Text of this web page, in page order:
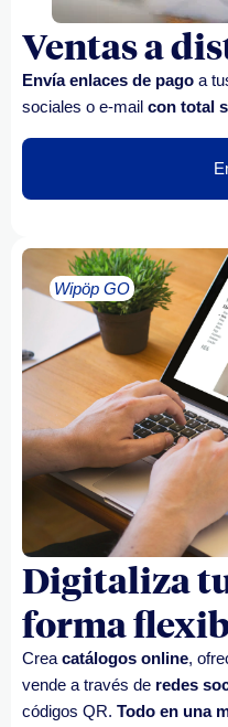
Ventas a
Envía enlaces de pago a
sociales o e-mail con total
Wipöp GO
Digitaliza
forma
Creacatálogos online,
vende a través de redes
códigos QR. Todo en una